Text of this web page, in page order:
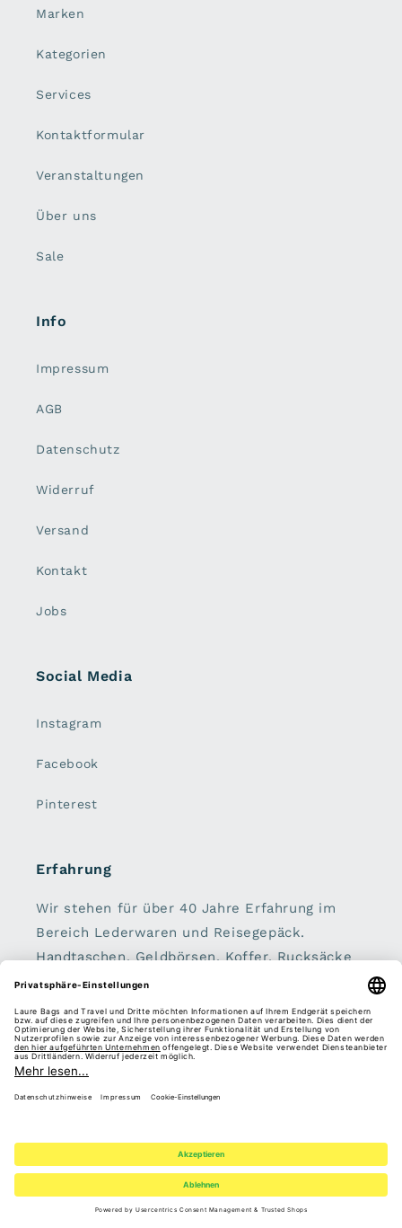
Marken
Kategorien
Services
Kontaktformular
Veranstaltungen
Über uns
Sale
Info
Impressum
AGB
Datenschutz
Widerruf
Versand
Kontakt
Jobs
Social Media
Instagram
Facebook
Pinterest
Erfahrung
Wir stehen für über 40 Jahre Erfahrung im
Bereich Lederwaren und Reisegepäck.
Handtaschen, Geldbörsen, Koffer, Rucksäcke
und Schirme sind unser zu Hause.
Sei dabei:
Zahlungsmethoden Vertrag widerrufen